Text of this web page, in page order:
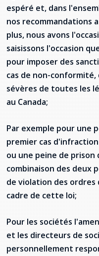
espéré et, dans
nos recommandations
plus, nous avons
saisissons l'occasion
pour imposer des
cas de non-conformité,
sévères de toutes les
au Canada;
Par exemple pour une
premier cas d'infraction
ou une peine de prison
combinaison des deux
de violation des ordres
cadre de cette loi;
Pour les sociétés
et les directeurs de
personnellement